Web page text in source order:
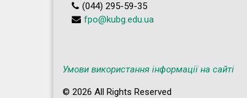
(044) 295-59-35
fpo@kubg.edu.ua
Умови використання інформації на сайті
© 2026 All Rights Reserved